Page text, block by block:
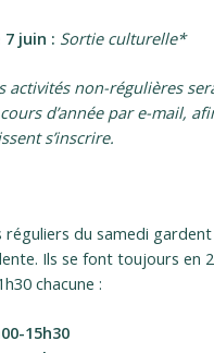
juin : Sortie culturelle*
activités non-régulières
d’année par e-mail,
s’inscrire.
réguliers du samedi
Ils se font toujours en
chacune :
15h30